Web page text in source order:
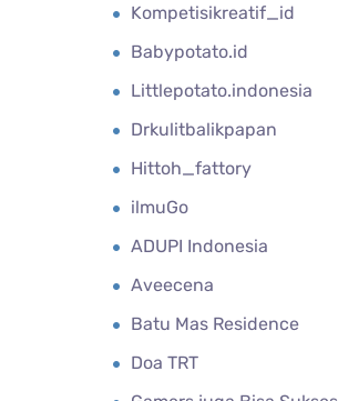
Kompetisikreatif_id
Babypotato.id
Littlepotato.indonesia
Drkulitbalikpapan
Hittoh_fattory
ilmuGo
ADUPI Indonesia
Aveecena
Batu Mas Residence
Doa TRT